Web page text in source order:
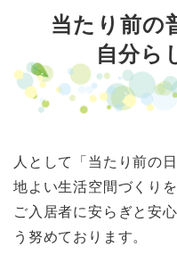
当たり前の
自分ら
人として「当たり前の
地よい生活空間づくりを
ご入居者に安らぎと安
う努めております。